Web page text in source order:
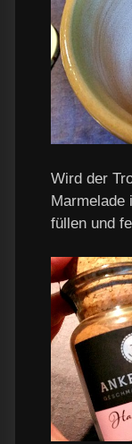
Wird der
Marmelade
füllen und